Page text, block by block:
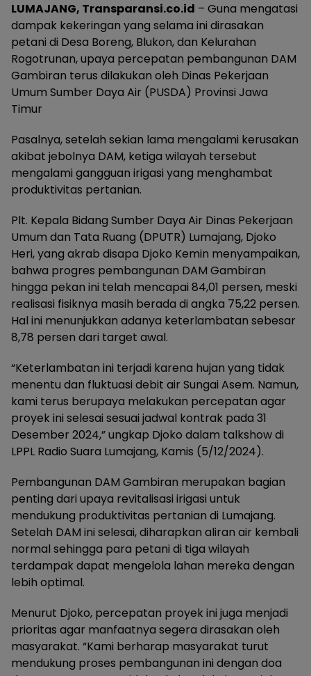
LUMAJANG, Transparansi.co.id – Guna mengatasi
dampak kekeringan yang selama ini dirasakan
petani di Desa Boreng, Blukon, dan Kelurahan
Rogotrunan, upaya percepatan pembangunan DAM
Gambiran terus dilakukan oleh Dinas Pekerjaan
Umum Sumber Daya Air (PUSDA) Provinsi Jawa
Timur
Pasalnya, setelah sekian lama mengalami kerusakan
akibat jebolnya DAM, ketiga wilayah tersebut
mengalami gangguan irigasi yang menghambat
produktivitas pertanian.
Plt. Kepala Bidang Sumber Daya Air Dinas Pekerjaan
Umum dan Tata Ruang (DPUTR) Lumajang, Djoko
Heri, yang akrab disapa Djoko Kemin menyampaikan,
bahwa progres pembangunan DAM Gambiran
hingga pekan ini telah mencapai 84,01 persen, meski
realisasi fisiknya masih berada di angka 75,22 persen.
Hal ini menunjukkan adanya keterlambatan sebesar
8,78 persen dari target awal.
“Keterlambatan ini terjadi karena hujan yang tidak
menentu dan fluktuasi debit air Sungai Asem. Namun,
kami terus berupaya melakukan percepatan agar
proyek ini selesai sesuai jadwal kontrak pada 31
Desember 2024,” ungkap Djoko dalam talkshow di
LPPL Radio Suara Lumajang, Kamis (5/12/2024).
Pembangunan DAM Gambiran merupakan bagian
penting dari upaya revitalisasi irigasi untuk
mendukung produktivitas pertanian di Lumajang.
Setelah DAM ini selesai, diharapkan aliran air kembali
normal sehingga para petani di tiga wilayah
terdampak dapat mengelola lahan mereka dengan
lebih optimal.
Menurut Djoko, percepatan proyek ini juga menjadi
prioritas agar manfaatnya segera dirasakan oleh
masyarakat. “Kami berharap masyarakat turut
mendukung proses pembangunan ini dengan doa